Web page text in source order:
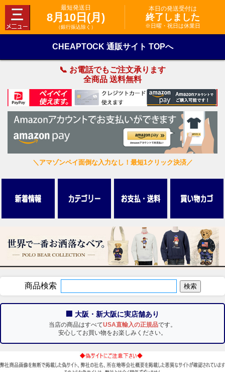
最短発送日
8月10日(月)
（銀行振込除く）
本日の発送受付は
終了しました
※日曜・祝日は休業日
CHEAPTOCK 通販サイト TOPへ
📞 お電話でもご注文承ります
全商品 送料無料
＼アマゾンペイ面倒な入力なし！最短1クリック決済／
商品検索
🏢 大阪・新大阪に実店舗あり
当店の商品はすべてUSA直輸入の正規品です。
安心してお買い物をお楽しみください。